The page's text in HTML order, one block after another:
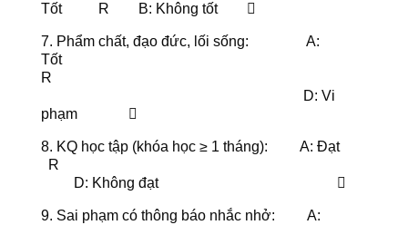
Tốt R B: Không tốt 
7. Phẩm chất, đạo đức, lối sống: A:
Tốt
R
D: Vi
phạm 
8. KQ học tập (khóa học ≥ 1 tháng): A: Đạt
R
D: Không đạt 
9. Sai phạm có thông báo nhắc nhở: A: